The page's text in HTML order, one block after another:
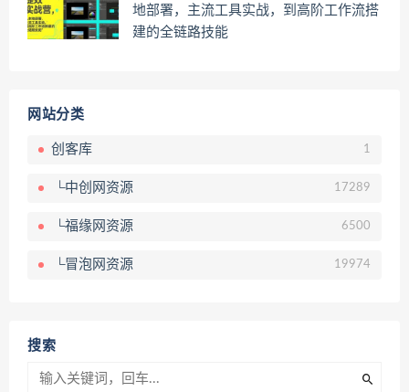
地部署，主流工具实战，到高阶工作流搭
建的全链路技能
网站分类
创客库 1
└中创网资源 17289
└福缘网资源 6500
└冒泡网资源 19974
搜索